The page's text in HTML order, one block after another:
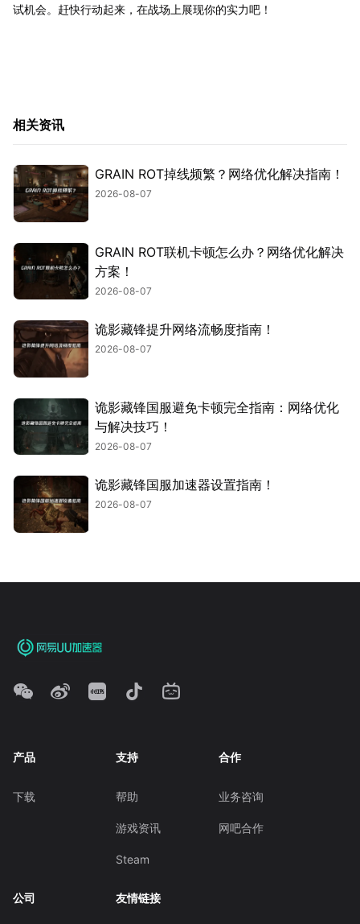
试机会。赶快行动起来，在战场上展现你的实力吧！
相关资讯
GRAIN ROT掉线频繁？网络优化解决指南！
2026-08-07
GRAIN ROT联机卡顿怎么办？网络优化解决
方案！
2026-08-07
诡影藏锋提升网络流畅度指南！
2026-08-07
诡影藏锋国服避免卡顿完全指南：网络优化
与解决技巧！
2026-08-07
诡影藏锋国服加速器设置指南！
2026-08-07
产品
下载
支持
帮助
游戏资讯
Steam
合作
业务咨询
网吧合作
公司 友情链接